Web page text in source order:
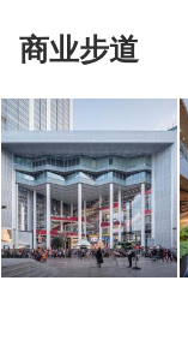
商业步道